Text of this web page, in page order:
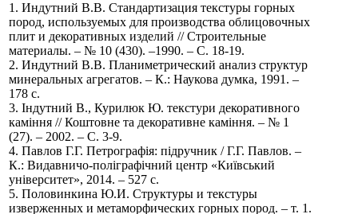
1. Индутний В.В. Стандартизация текстуры горных
пород, используемых для производства облицовочных
плит и декоративных изделий // Строительные
материалы. – № 10 (430). –1990. – С. 18-19.
2. Индутний В.В. Планиметрический анализ структур
минеральных агрегатов. – К.: Наукова думка, 1991. –
178 с.
3. Індутний В., Курилюк Ю. текстури декоративного
каміння // Коштовне та декоративне каміння. – № 1
(27). – 2002. – С. 3-9.
4. Павлов Г.Г. Петрографія: підручник / Г.Г. Павлов. –
К.: Видавничо-поліграфічний центр «Київський
університет», 2014. – 527 с.
5. Половинкина Ю.И. Структуры и текстуры
изверженных и метаморфических горных пород. – т. 1.